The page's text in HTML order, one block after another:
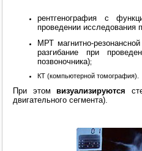
рентгенография с
проведении исследования
МРТ магнитно-
разгибание при
позвоночника);
КТ (компьютерной томография).
При этом визуализируются
двигательного сегмента).